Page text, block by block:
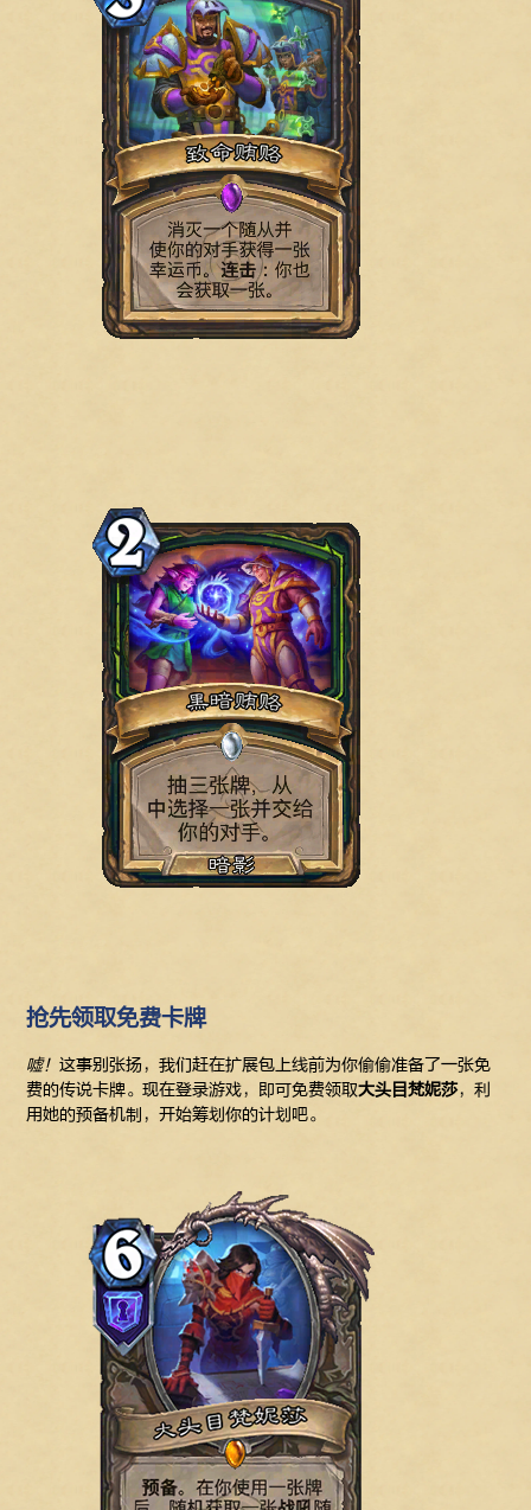
抢先领取免费卡牌
嘘！这事别张扬，我们赶在扩展包上线前为你偷偷准备了一张免
费的传说卡牌。现在登录游戏，即可免费领取大头目梵妮莎，利
用她的预备机制，开始筹划你的计划吧。